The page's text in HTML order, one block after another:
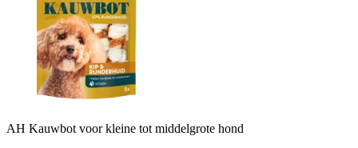
AH Kauwbot voor kleine tot middelgrote hond